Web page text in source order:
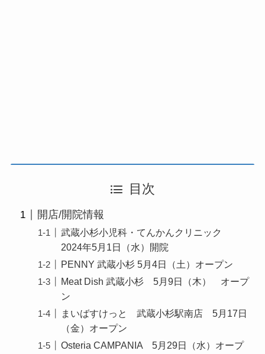
目次
開店/開院情報
武蔵小杉小児科・てんかんクリニック
2024年5月1日（水）開院
PENNY 武蔵小杉 5月4日（土）オープン
Meat Dish 武蔵小杉 5月9日（木） オープ
ン
まいばすけっと 武蔵小杉駅南店 5月17日
（金）オープン
Osteria CAMPANIA 5月29日（水）オープ